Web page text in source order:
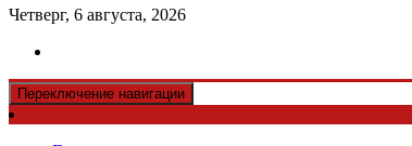
Четверг, 6 августа, 2026
Переключение навигации